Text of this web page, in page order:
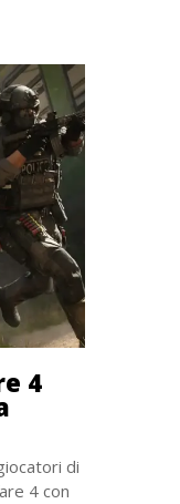
4
di
4 con